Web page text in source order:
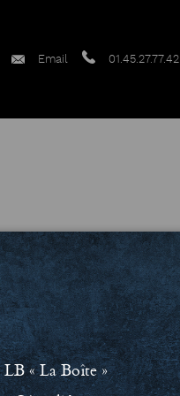
Email 01.45.27.77.42
LB « La Boîte »